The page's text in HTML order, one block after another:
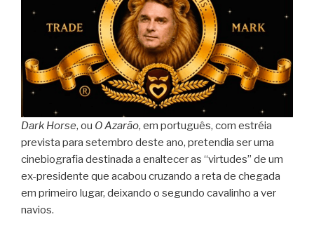
Dark Horse, ou O Azarão, em português, com estréia
prevista para setembro deste ano, pretendia ser uma
cinebiografia destinada a enaltecer as “virtudes” de um
ex-presidente que acabou cruzando a reta de chegada
em primeiro lugar, deixando o segundo cavalinho a ver
navios.